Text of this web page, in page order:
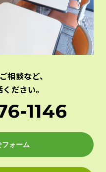
相談など、
ださい。
フォーム